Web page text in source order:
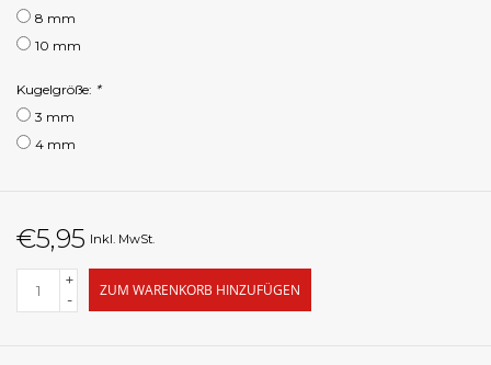
8 mm
10 mm
Kugelgröße: *
3 mm
4 mm
€5,95 Inkl. MwSt.
+
-
ZUM WARENKORB HINZUFÜGEN